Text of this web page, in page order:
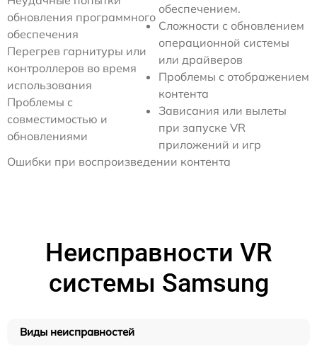
обновления программного
обеспечения
Перегрев гарнитуры или
контроллеров во время
использования
Проблемы с
совместимостью и
обновлениями
обеспечением.
Сложности с обновлением
операционной системы
или драйверов
Проблемы с отображением
контента
Зависания или вылеты
при запуске VR
приложений и игр
Ошибки при воспроизведении контента
Неисправности VR
системы Samsung
Виды неисправностей